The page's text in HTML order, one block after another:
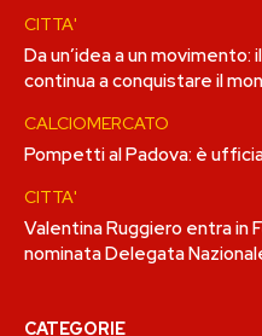
CITTA'
Da un’idea a un
continua a conquistare il
CALCIOMERCATO
Pompetti al Padova: è
CITTA'
Valentina Ruggiero entra in
nominata Delegata
CATEGORIE